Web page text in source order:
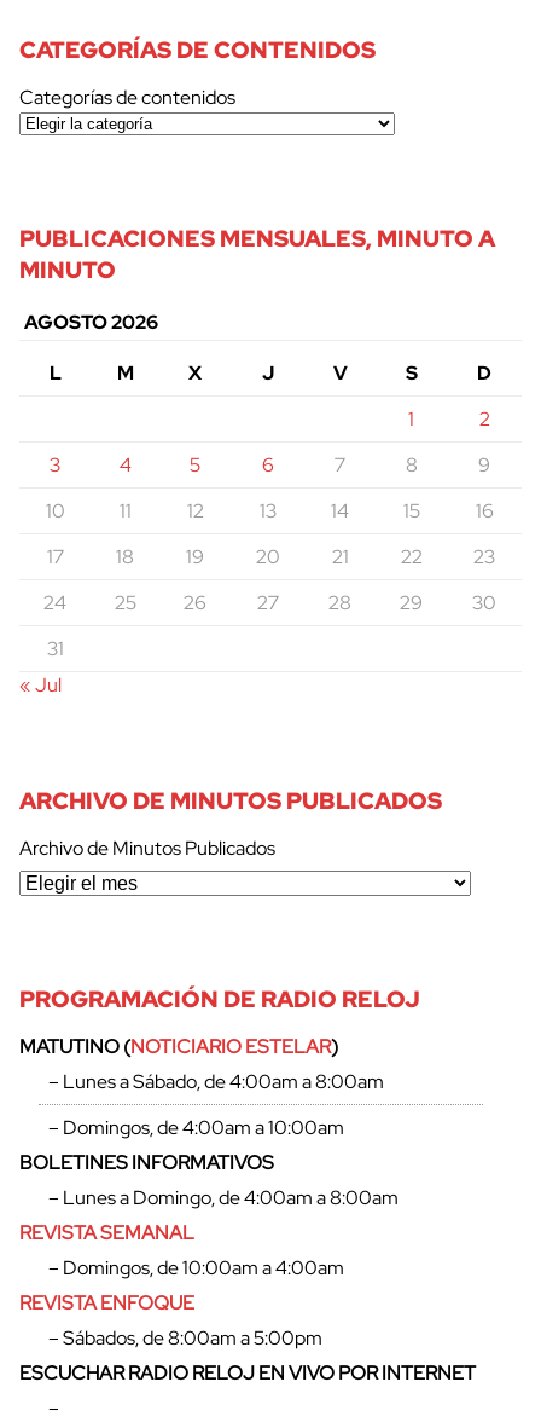
CATEGORÍAS DE CONTENIDOS
Categorías de contenidos
PUBLICACIONES MENSUALES, MINUTO A
MINUTO
AGOSTO 2026
L
M X J V S
D
1
2
3
4 5 6 7 8
9
10
11 12 13 14 15
16
17
18 19 20 21 22
23
24
25 26 27 28 29
30
31
« Jul
ARCHIVO DE MINUTOS PUBLICADOS
Archivo de Minutos Publicados
PROGRAMACIÓN DE RADIO RELOJ
MATUTINO (NOTICIARIO ESTELAR)
– Lunes a Sábado, de 4:00am a 8:00am
– Domingos, de 4:00am a 10:00am
BOLETINES INFORMATIVOS
– Lunes a Domingo, de 4:00am a 8:00am
REVISTA SEMANAL
– Domingos, de 10:00am a 4:00am
REVISTA ENFOQUE
– Sábados, de 8:00am a 5:00pm
ESCUCHAR RADIO RELOJ EN VIVO POR INTERNET
–